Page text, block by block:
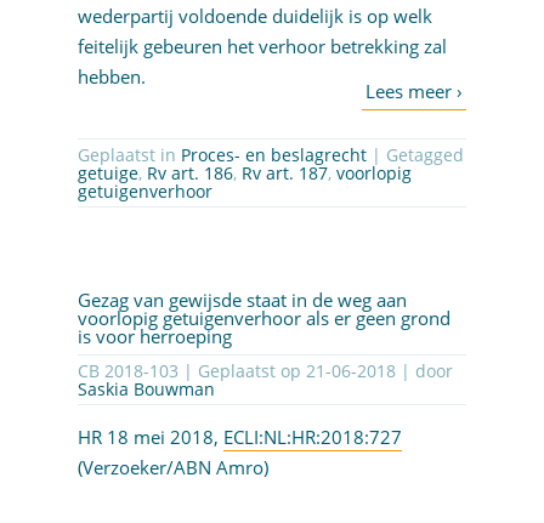
wederpartij voldoende duidelijk is op welk
feitelijk gebeuren het verhoor betrekking zal
hebben.
Geplaatst in Proces- en beslagrecht | Getagged
getuige, Rv art. 186, Rv art. 187, voorlopig
getuigenverhoor
Gezag van gewijsde staat in de weg aan
voorlopig getuigenverhoor als er geen grond
is voor herroeping
CB 2018-103 | Geplaatst op 21-06-2018| door
Saskia Bouwman
HR 18 mei 2018, ECLI:NL:HR:2018:727
(Verzoeker/ABN Amro)